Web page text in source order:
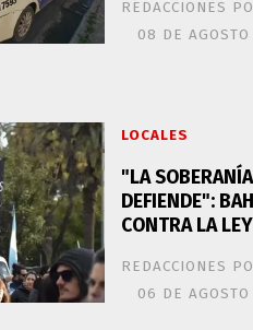
REDACCIONES
08 DE
"LA
DEFIENDE":
CONTRA LA
REDACCIONES
LOCALES
06 DE